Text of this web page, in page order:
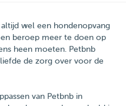
wel een hondenopvang
beroep meer te doen op
heen moeten. Petbnb
de zorg over voor de
van Petbnb in